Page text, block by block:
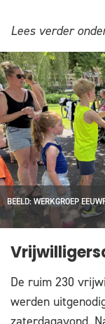
Lees verder
BEELD: WERKGROEP
De ruim 230
werden